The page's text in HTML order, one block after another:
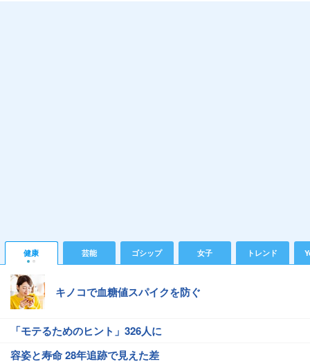
健康 芸能 ゴシップ 女子 トレンド
キノコで血糖値スパイクを防ぐ
「モテるためのヒント」326人に
容姿と寿命 28年追跡で見えた差